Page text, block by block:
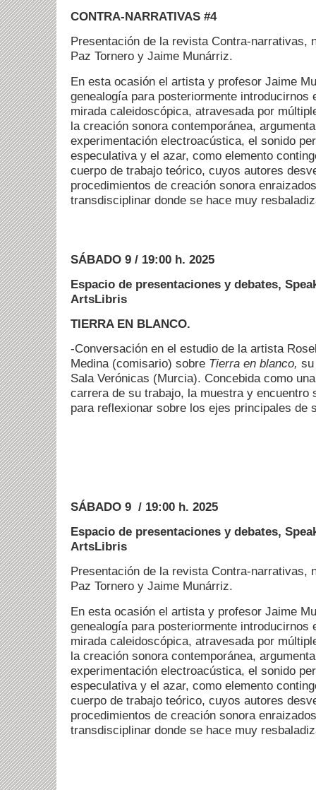
CONTRA-NARRATIVAS #4
Presentación de la revista Contra-narrativas,
Paz Tornero y Jaime Munárriz.
En esta ocasión el artista y profesor Jaime
genealogía para posteriormente introducirnos
mirada caleidoscópica, atravesada por
la creación sonora contemporánea,
experimentación electroacústica, el sonido
especulativa y el azar, como elemento
cuerpo de trabajo teórico, cuyos autores
procedimientos de creación sonora
transdisciplinar donde se hace muy
SÁBADO 9 / 19:00 h. 2025
Espacio de presentaciones y debates,
ArtsLibris
TIERRA EN BLANCO.
-Conversación en el estudio de la artista
Medina (comisario) sobre Tierra en blanco,
Sala Verónicas (Murcia). Concebida como
carrera de su trabajo, la muestra y encuentro
para reflexionar sobre los ejes principales de
SÁBADO 9 / 19:00 h. 2025
Espacio de presentaciones y debates,
ArtsLibris
Presentación de la revista Contra-narrativas,
Paz Tornero y Jaime Munárriz.
En esta ocasión el artista y profesor Jaime
genealogía para posteriormente introducirnos
mirada caleidoscópica, atravesada por
la creación sonora contemporánea,
experimentación electroacústica, el sonido
especulativa y el azar, como elemento
cuerpo de trabajo teórico, cuyos autores
procedimientos de creación sonora
transdisciplinar donde se hace muy